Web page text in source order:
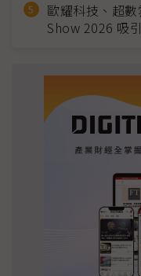
歐耀科技、超
Show 2026 吸